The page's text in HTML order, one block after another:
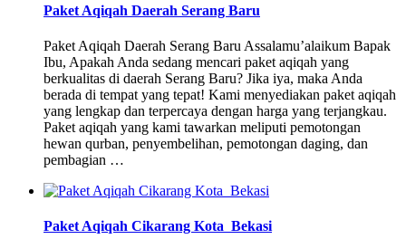
Paket Aqiqah Daerah Serang Baru
Paket Aqiqah Daerah Serang Baru Assalamu’alaikum Bapak
Ibu, Apakah Anda sedang mencari paket aqiqah yang
berkualitas di daerah Serang Baru? Jika iya, maka Anda
berada di tempat yang tepat! Kami menyediakan paket aqiqah
yang lengkap dan terpercaya dengan harga yang terjangkau.
Paket aqiqah yang kami tawarkan meliputi pemotongan
hewan qurban, penyembelihan, pemotongan daging, dan
pembagian …
Paket Aqiqah Cikarang Kota Bekasi